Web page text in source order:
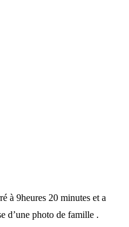
à 9heures 20 minutes et a
d’une photo de famille .